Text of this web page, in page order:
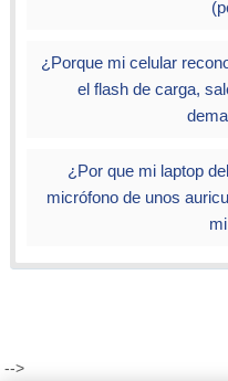
¿Porque mi celular
el flash de carga,
¿Por que mi laptop
micrófono de unos
-->